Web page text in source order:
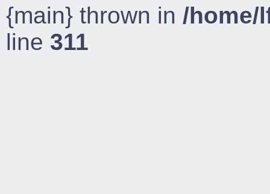
{main} thrown in /home/
line 311